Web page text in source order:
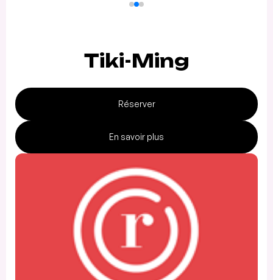
Tiki-Ming
Réserver
En savoir plus